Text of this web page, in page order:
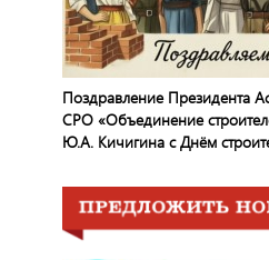
Поздравление Президента
СРО «Объединение
Ю.А. Кичигина с Днём